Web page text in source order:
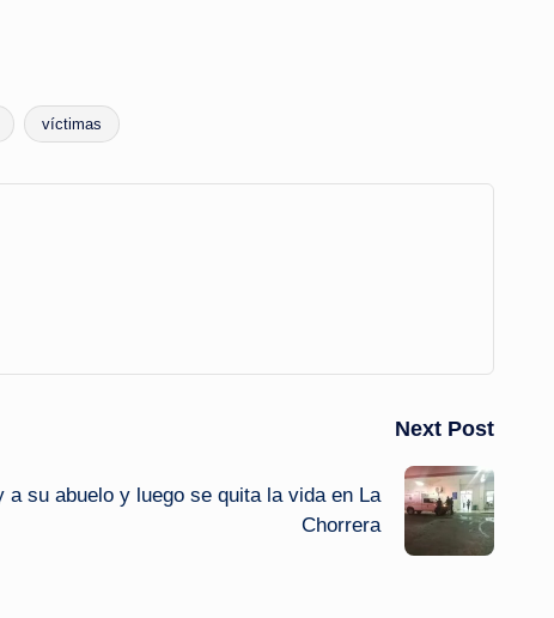
víctimas
Next Post
a su abuelo y luego se quita la vida en La
Chorrera